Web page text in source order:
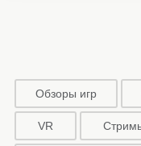
Обзоры игр
VR